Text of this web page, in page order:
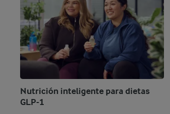
Nutrición inteligente para dietas
GLP-1